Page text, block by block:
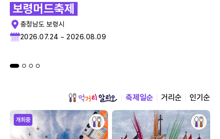
보령머드축제
충청남도 보령시
2026.07.24 ~ 2026.08.09
축제일순 거리순 인기순
개최중